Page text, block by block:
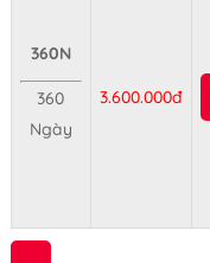
360N
360
Ngày
3.600.000đ